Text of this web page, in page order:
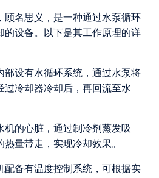
顾名思义，是一种通过水泵循环
的设备。以下是其工作原理的详
部设有水循环系统，通过水泵将
过冷却器冷却后，再回流至水
机的心脏，通过制冷剂蒸发吸
量带走，实现冷却效果。
配备有温度控制系统，可根据实